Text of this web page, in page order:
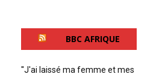
BBC AFRIQUE
''J'ai laissé ma femme et mes